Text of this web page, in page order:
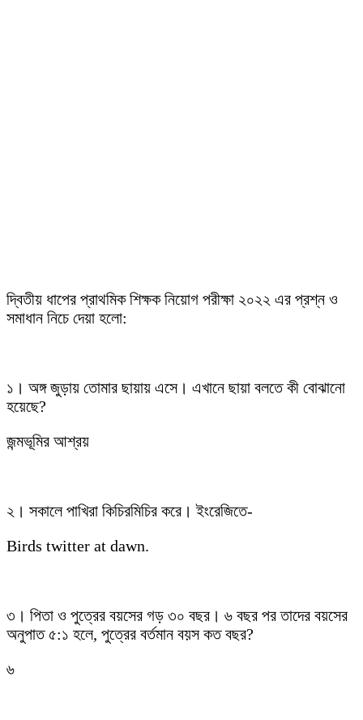
দ্বিতীয় ধাপের প্রাথমিক শিক্ষক নিয়োগ পরীক্ষা ২০২২ এর প্রশ্ন ও
সমাধান নিচে দেয়া হলো:
১। অঙ্গ জুড়ায় তোমার ছায়ায় এসে। এখানে ছায়া বলতে কী বোঝানো
হয়েছে?
জন্মভূমির আশ্রয়
২। সকালে পাখিরা কিচিরমিচির করে। ইংরেজিতে-
Birds twitter at dawn.
৩। পিতা ও পুত্রের বয়সের গড় ৩০ বছর। ৬ বছর পর তাদের বয়সের
অনুপাত ৫:১ হলে, পুত্রের বর্তমান বয়স কত বছর?
৬